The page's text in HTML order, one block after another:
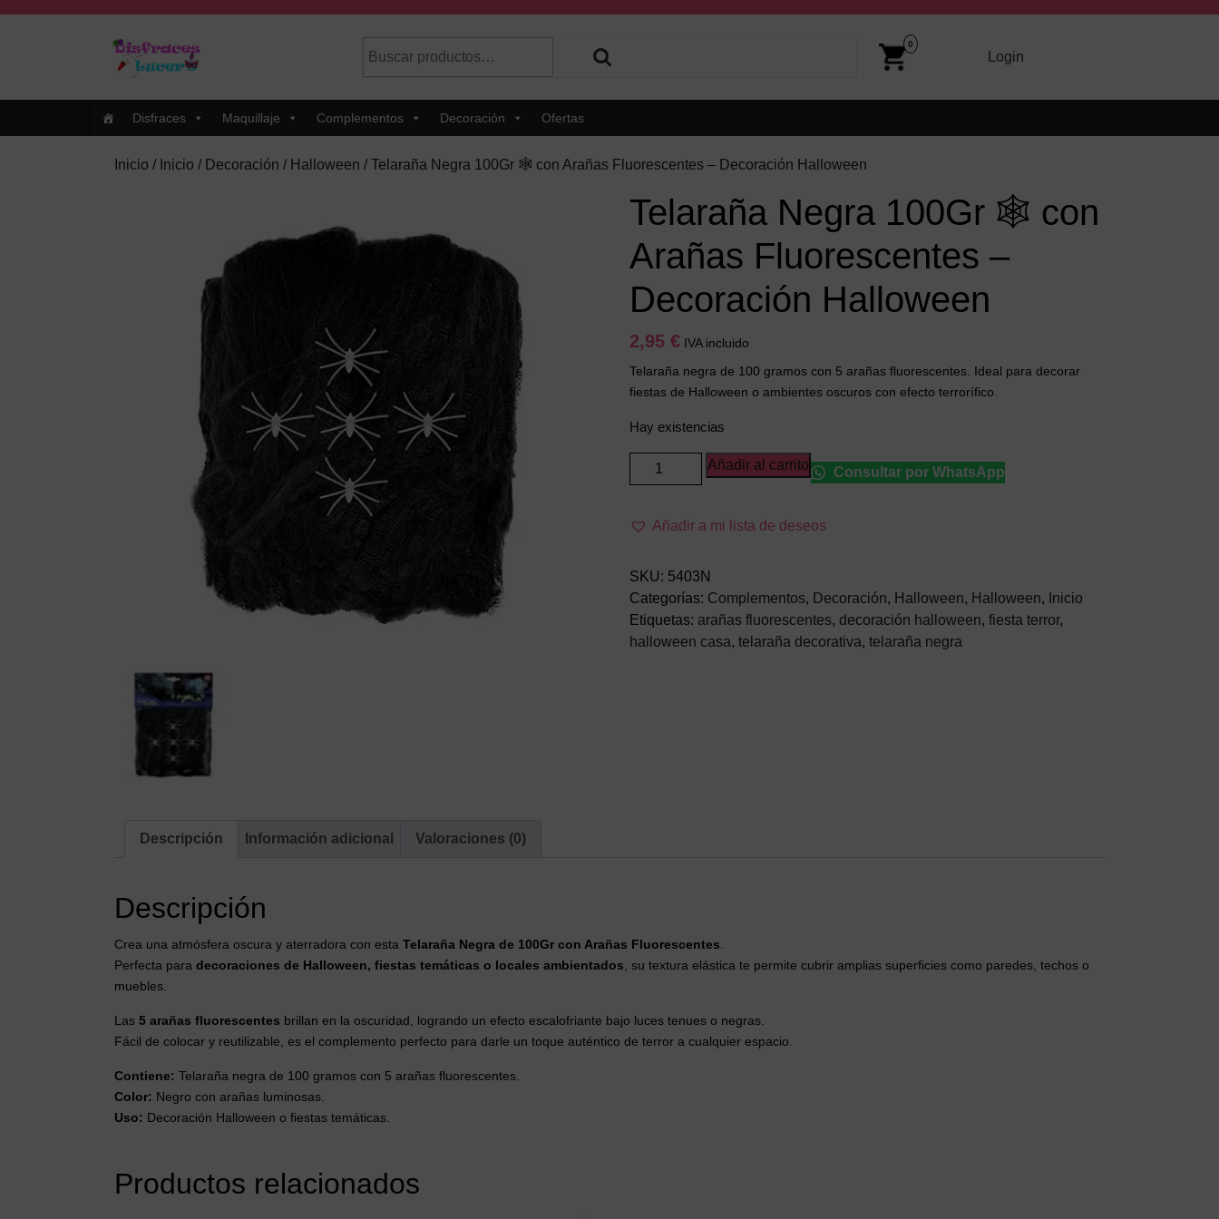
Cuando hay resultados autocompletados, puedes utilizar las flechas de arriba y abajo para revisarlos y Enter para ir a la página
0
Image
Login
Disfraces Maquillaje Complementos Decoración Ofertas
Inicio / Inicio / Decoración / Halloween / Telaraña Negra 100Gr 🕸️ con Arañas Fluorescentes – Decoración Halloween
Telaraña Negra 100Gr 🕸️ con
Arañas Fluorescentes –
Decoración Halloween
2,95 € IVA incluido
Telaraña negra de 100 gramos con 5 arañas fluorescentes. Ideal para decorar
fiestas de Halloween o ambientes oscuros con efecto terrorífico.
Hay existencias
Telaraña
Negra
🕸️
Arañas
Fluorescentes
–
Decoración
Añadir al carrito Consultar por WhatsApp
Añadir a mi lista de deseos
SKU: 5403N
Categorías: Complementos, Decoración, Halloween, Halloween, Inicio
Etiquetas: arañas fluorescentes, decoración halloween, fiesta terror,
halloween casa, telaraña decorativa, telaraña negra
Descripción Información adicional Valoraciones (0)
Descripción
Crea una atmósfera oscura y aterradora con esta Telaraña Negra de 100Gr con Arañas Fluorescentes
Perfecta para decoraciones de Halloween, fiestas temáticas o locales ambientados , su textura elástica te permite cubrir amplias superficies como paredes, techos o
muebles.
Las 5 arañas fluorescentes brillan en la oscuridad, logrando un efecto escalofriante bajo luces tenues o negras.
Fácil de colocar y reutilizable, es el complemento perfecto para darle un toque auténtico de terror a cualquier espacio.
Contiene: Telaraña negra de 100 gramos con 5 arañas fluorescentes.
Color: Negro con arañas luminosas.
Uso: Decoración Halloween o fiestas temáticas.
Productos relacionados